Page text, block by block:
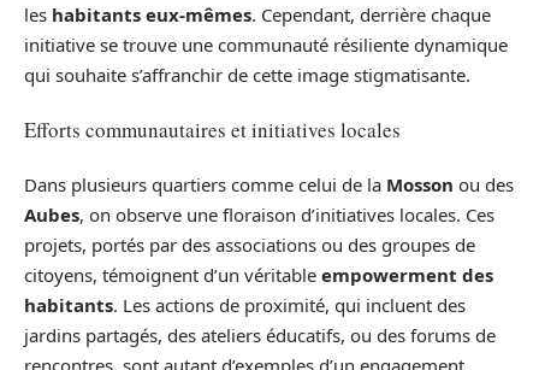
les habitants eux-mêmes. Cependant, derrière chaque
initiative se trouve une communauté résiliente dynamique
qui souhaite s’affranchir de cette image stigmatisante.
Efforts communautaires et initiatives locales
Dans plusieurs quartiers comme celui de la Mosson ou des
Aubes, on observe une floraison d’initiatives locales. Ces
projets, portés par des associations ou des groupes de
citoyens, témoignent d’un véritable empowerment des
habitants. Les actions de proximité, qui incluent des
jardins partagés, des ateliers éducatifs, ou des forums de
rencontres, sont autant d’exemples d’un engagement